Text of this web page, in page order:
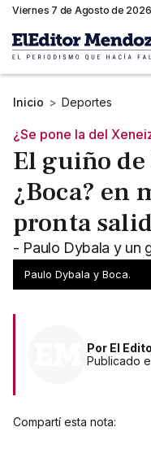
Viernes 7 de Agosto de 2026
Inicio > Deportes
¿Se pone la del
El guiño
¿Boca? en
pronta
- Paulo Dybala y un
futbolista dejará la
Paulo Dybala y Boca.
Por El
Publicado
Compartí esta nota: